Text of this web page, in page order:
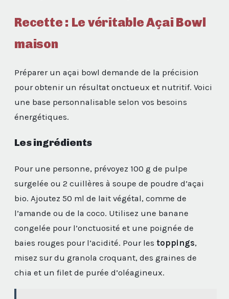
Recette : Le véritable Açai Bowl
maison
Préparer un açai bowl demande de la précision
pour obtenir un résultat onctueux et nutritif. Voici
une base personnalisable selon vos besoins
énergétiques.
Les ingrédients
Pour une personne, prévoyez 100 g de pulpe
surgelée ou 2 cuillères à soupe de poudre d’açai
bio. Ajoutez 50 ml de lait végétal, comme de
l’amande ou de la coco. Utilisez une banane
congelée pour l’onctuosité et une poignée de
baies rouges pour l’acidité. Pour les toppings,
misez sur du granola croquant, des graines de
chia et un filet de purée d’oléagineux.